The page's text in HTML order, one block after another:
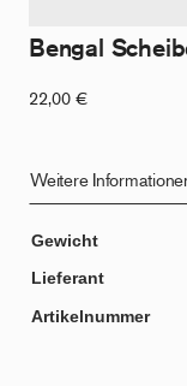
Bengal
22,00 €
Weitere
Gewicht
Lieferant
Artikelnummer